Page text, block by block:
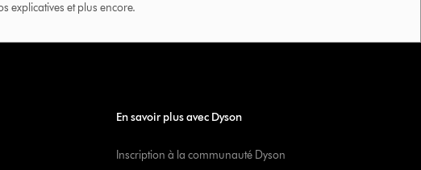
explicatives et plus encore.
En savoir plus avec Dyson
Inscription à la communauté Dyson